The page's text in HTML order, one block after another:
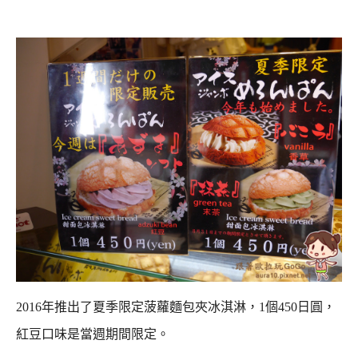
2016年推出了夏季限定菠蘿麵包夾冰淇淋，1個450日圓，
紅豆口味是當週期間限定。